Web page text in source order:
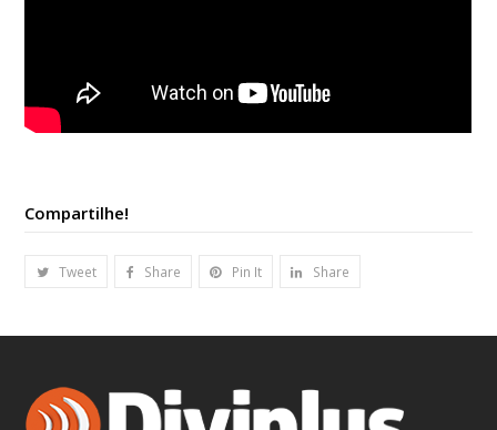
Compartilhe!
Tweet Share Pin It Share